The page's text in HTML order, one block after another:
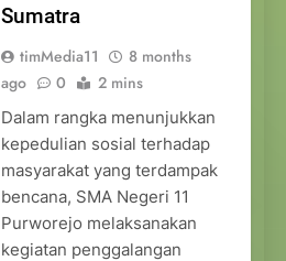
Sumatra
timMedia11
8 months
ago
0 2 mins
Dalam rangka menunjukkan
kepedulian sosial terhadap
masyarakat yang terdampak
bencana, SMA Negeri 11
Purworejo melaksanakan
kegiatan penggalangan